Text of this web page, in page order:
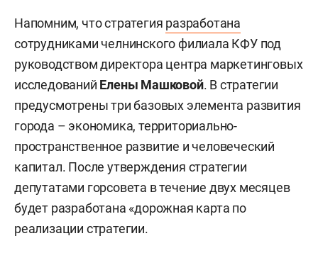
Напомним, что стратегия разработана
сотрудниками челнинского филиала КФУ под
руководством директора центра маркетинговых
исследований Елены Машковой. В стратегии
предусмотрены три базовых элемента развития
города – экономика, территориально-
пространственное развитие и человеческий
капитал. После утверждения стратегии
депутатами горсовета в течение двух месяцев
будет разработана «дорожная карта по
реализации стратегии.